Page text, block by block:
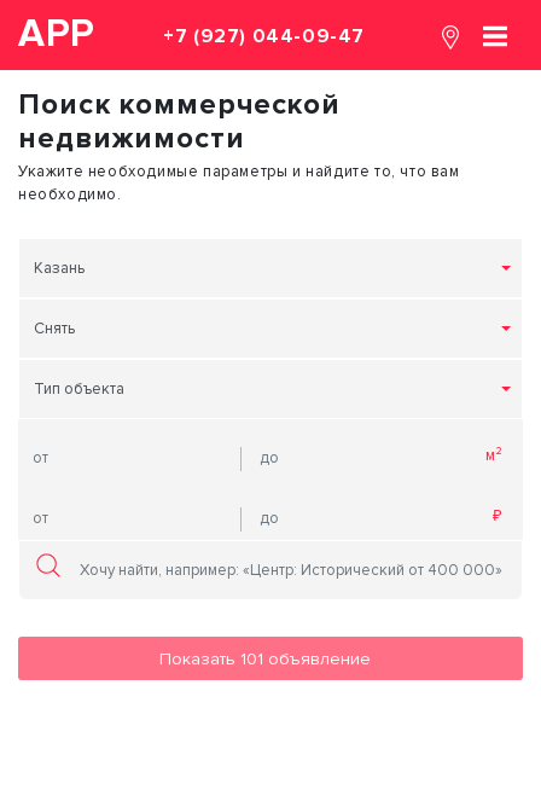
АРР +7 (927) 044-09-47
Поиск коммерческой
недвижимости
Укажите необходимые параметры и найдите то, что вам
необходимо.
Казань
Снять
Тип объекта
Показать 101 объявление